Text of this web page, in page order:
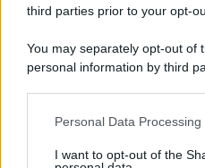
third parties prior to your opt-
You may separately opt-out of
personal information by third
This information may also be
disclose it to other third
Personal Data
I want to opt-out of the
Cineverse Magazine
InvestirMag